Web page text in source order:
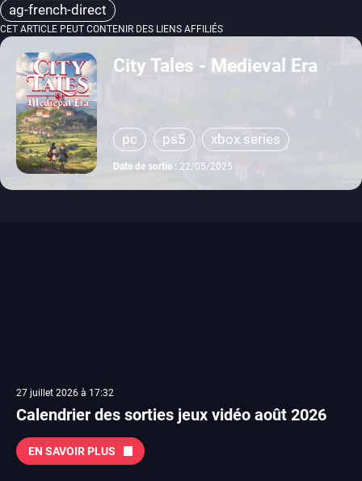
ag-french-direct
CET ARTICLE PEUT CONTENIR DES LIENS AFFILIÉS
City Tales - Medieval Era
pc ps5 xbox series
Date de sortie : 22/05/2025
27 juillet 2026 à 17:32
Calendrier des sorties jeux vidéo août 2026
EN SAVOIR PLUS